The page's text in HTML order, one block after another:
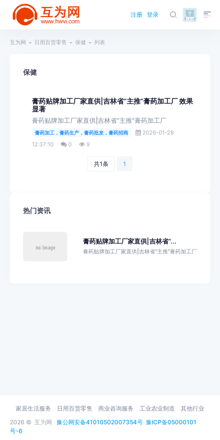
注册 登录
互为网 日用百货零售 保健 列表
保健
膏药贴牌加工厂家直供|吉林省“主推”膏药加工厂 效果
显著
膏药贴牌加工厂家直供|吉林省“主推”膏药加工厂
膏药加工，膏药生产，膏药批发，膏药招商
2026-01-28
12:37:10
0 9
共1条 1
热门资讯
膏药贴牌加工厂家直供|吉林省“...
膏药贴牌加工厂家直供|吉林省“主推”膏药加工厂
2026 © 互为网 豫公网安备41010502007354号 豫ICP备05000101
号-6
家居生活服务 日用百货零售 商业咨询服务 工业农业制造 其他行业